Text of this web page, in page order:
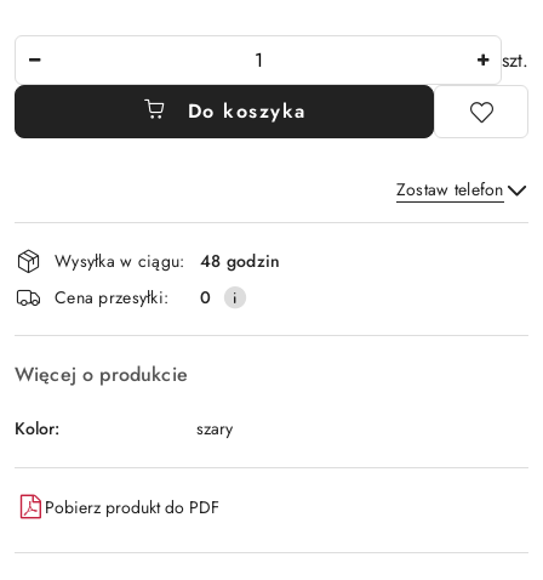
szt.
Do koszyka
Zostaw telefon
Wyślij
Dostępność
i
dostawa
Wysyłka w ciągu:
48 godzin
Cena przesyłki:
0
Więcej o produkcie
Kolor: szary
Pobierz produkt do PDF